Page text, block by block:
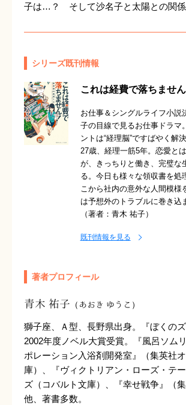
子は…？ そして沙名子と太陽との関係
シリーズ既刊情報
これは経費で落ちませ
お仕事＆シングルライフ小説
子の目線で見るお仕事ドラマ
ントは“経理脳”ですばやく解
27歳、経理一筋5年。恋愛と
が、きっちりと働き、完璧な
る。今日も様々な領収書を処
こから社内の意外な人間模様
は予想外のトラブルに巻き
（著者：青木 祐子）
既刊情報を見る
著者プロフィール
青木 祐子 （あおき ゆうこ）
獅子座、Ａ型、長野県出身。『ぼくの
2002年度ノベル大賞受賞。『風呂ソム
ポレーション入浴剤開発室』（集英社
庫）、『ヴィクトリアン・ローズ・テ
ズ（コバルト文庫）、『幸せ戦争』（集
他、著書多数。